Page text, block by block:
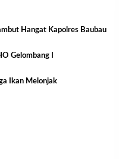
Hangat Kapolres Baubau
Gelombang I
Ikan Melonjak